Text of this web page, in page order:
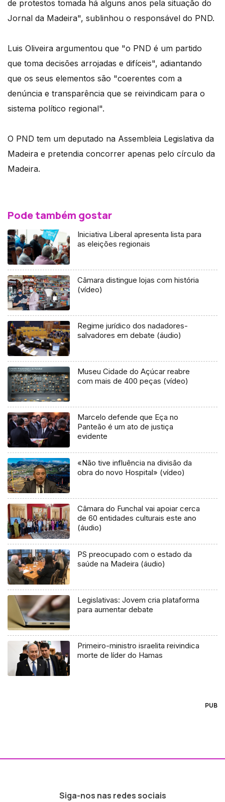
de protestos tomada há alguns anos pela situação do
Jornal da Madeira", sublinhou o responsável do PND.
Luis Oliveira argumentou que "o PND é um partido
que toma decisões arrojadas e difíceis", adiantando
que os seus elementos são "coerentes com a
denúncia e transparência que se reivindicam para o
sistema político regional".
O PND tem um deputado na Assembleia Legislativa da
Madeira e pretendia concorrer apenas pelo círculo da
Madeira.
Pode também gostar
Iniciativa Liberal apresenta lista para
as eleições regionais
Câmara distingue lojas com história
(vídeo)
Regime jurídico dos nadadores-
salvadores em debate (áudio)
Museu Cidade do Açúcar reabre
com mais de 400 peças (vídeo)
Marcelo defende que Eça no
Panteão é um ato de justiça
evidente
«Não tive influência na divisão da
obra do novo Hospital» (vídeo)
Câmara do Funchal vai apoiar cerca
de 60 entidades culturais este ano
(áudio)
PS preocupado com o estado da
saúde na Madeira (áudio)
Legislativas: Jovem cria plataforma
para aumentar debate
Primeiro-ministro israelita reivindica
morte de líder do Hamas
PUB
Siga-nos nas redes sociais